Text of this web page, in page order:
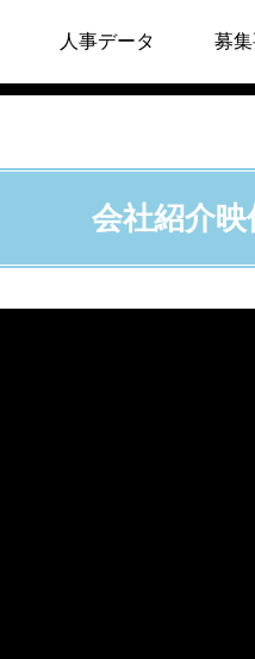
人事データ 募
会社紹介映